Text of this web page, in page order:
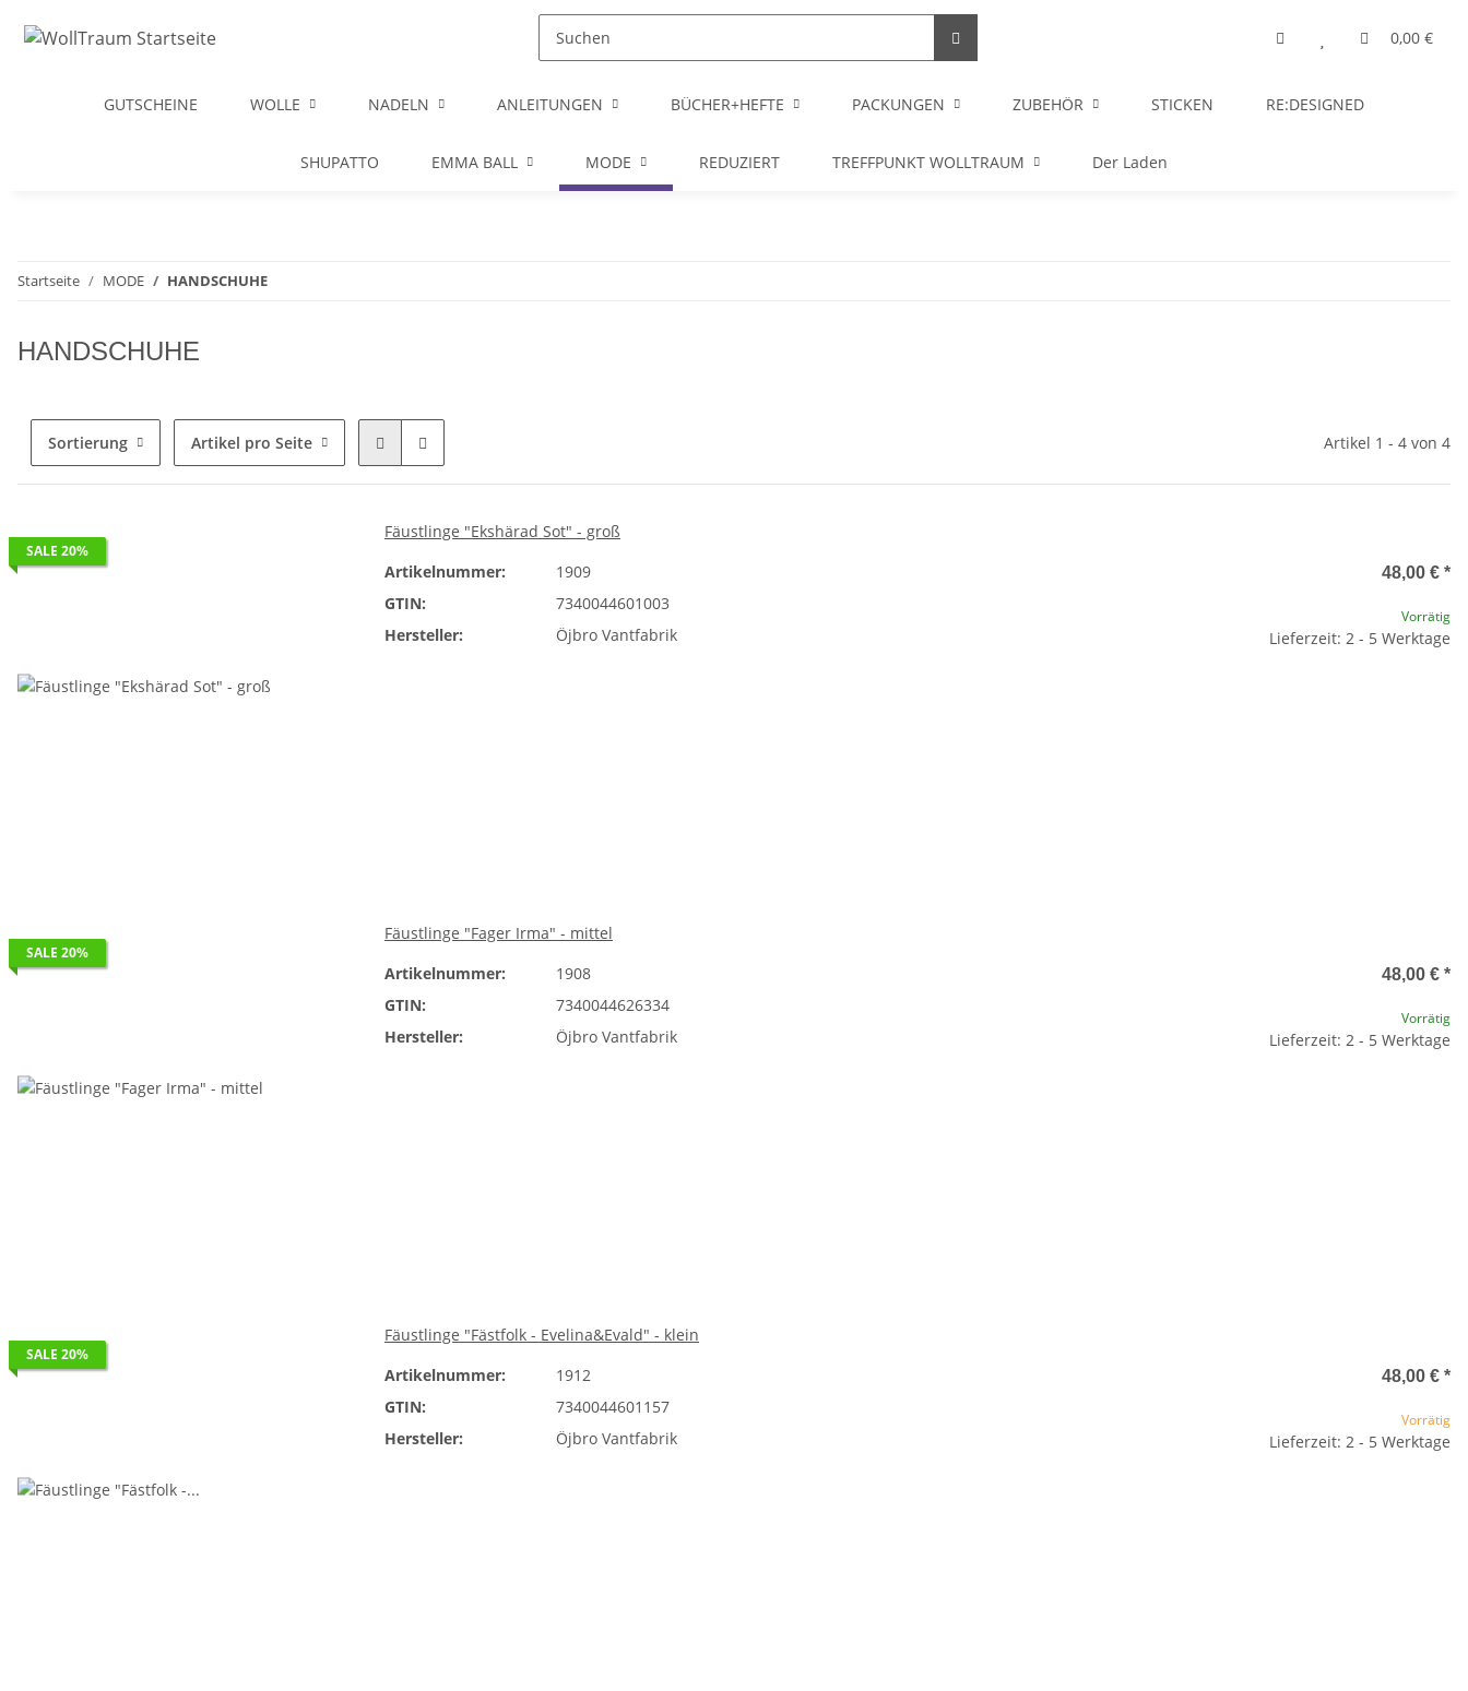
0,00 €
GUTSCHEINE WOLLE NADELN ANLEITUNGEN BÜCHER+HEFTE PACKUNGEN ZUBEHÖR STICKEN RE:DESIGNED
SHUPATTO EMMA BALL MODE REDUZIERT TREFFPUNKT WOLLTRAUM Der Laden
Startseite MODE HANDSCHUHE
HANDSCHUHE
Sortierung Artikel pro Seite Artikel 1 - 4 von 4
SALE 20%
Fäustlinge "Ekshärad Sot" - groß
Artikelnummer:
1909
GTIN:
7340044601003
Hersteller:
Öjbro Vantfabrik
48,00 € *
Vorrätig
Lieferzeit: 2 - 5 Werktage
SALE 20%
Fäustlinge "Fager Irma" - mittel
Artikelnummer:
1908
GTIN:
7340044626334
Hersteller:
Öjbro Vantfabrik
48,00 € *
Vorrätig
Lieferzeit: 2 - 5 Werktage
SALE 20%
Fäustlinge "Fästfolk - Evelina&Evald" - klein
Artikelnummer:
1912
GTIN:
7340044601157
Hersteller:
Öjbro Vantfabrik
48,00 € *
Vorrätig
Lieferzeit: 2 - 5 Werktage